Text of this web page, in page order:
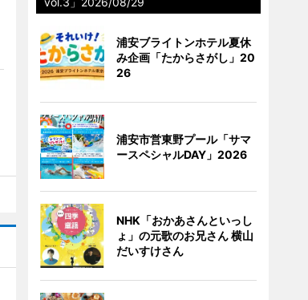
浦安ブライトンホテル夏休
み企画「たからさがし」20
26
浦安市営東野プール「サマ
ースペシャルDAY」2026
NHK「おかあさんといっし
ょ」の元歌のお兄さん 横山
だいすけさん